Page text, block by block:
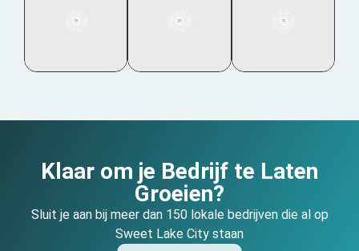
Klaar om je Bedrijf te Laten
Groeien?
Sluit je aan bij meer dan 150 lokale bedrijven die al op
Sweet Lake City staan